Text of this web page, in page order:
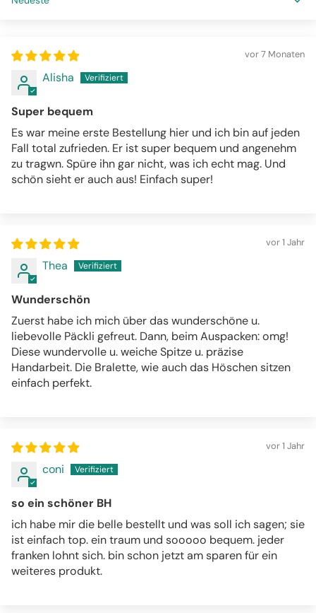
Sort by
vor 7 Monaten
Alisha
Super bequem
Es war meine erste Bestellung hier und ich bin auf jeden
Fall total zufrieden. Er ist super bequem und angenehm
zu tragwn. Spüre ihn gar nicht, was ich echt mag. Und
schön sieht er auch aus! Einfach super!
vor 1 Jahr
Thea
Wunderschön
Zuerst habe ich mich über das wunderschöne u.
liebevolle Päckli gefreut. Dann, beim Auspacken: omg!
Diese wundervolle u. weiche Spitze u. präzise
Handarbeit. Die Bralette, wie auch das Höschen sitzen
einfach perfekt.
vor 1 Jahr
coni
so ein schöner BH
ich habe mir die belle bestellt und was soll ich sagen; sie
ist einfach top. ein traum und sooooo bequem. jeder
franken lohnt sich. bin schon jetzt am sparen für ein
weiteres produkt.